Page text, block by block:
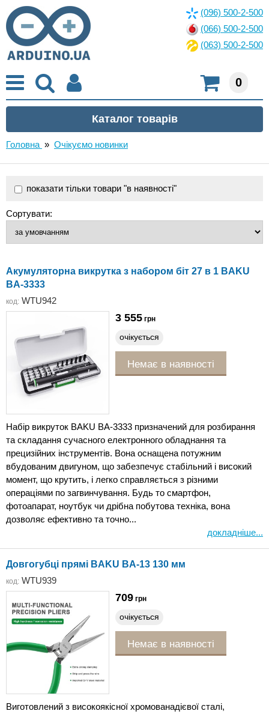
(096) 500-2-500
(066) 500-2-500
(063) 500-2-500
0
Головна » Очікуємо новинки
показати тільки товари "в наявності"
Сортувати:
Акумуляторна викрутка з набором біт 27 в 1 BAKU
BA-3333
код: WTU942
3 555 грн
очікується
Немає в наявності
Набір викруток BAKU BA-3333 призначений для розбирання
та складання сучасного електронного обладнання та
прецизійних інструментів. Вона оснащена потужним
вбудованим двигуном, що забезпечує стабільний і високий
момент, що крутить, і легко справляється з різними
операціями по загвинчування. Будь то смартфон,
фотоапарат, ноутбук чи дрібна побутова техніка, вона
дозволяє ефективно та точно...
докладніше...
Довгогубці прямі BAKU BA-13 130 мм
код: WTU939
709 грн
очікується
Немає в наявності
Виготовлений з високоякісної хромованадієвої сталі,